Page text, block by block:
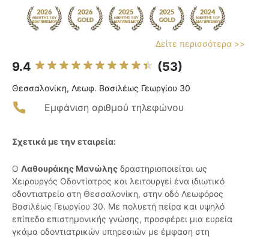
Δείτε περισσότερα >>
9.4 (53)
Θεσσαλονίκη, Λεωφ. Βασιλέως Γεωργίου 30
Εμφάνιση αριθμού τηλεφώνου
Σχετικά με την εταιρεία:
Ο Λαθουράκης Μανώλης δραστηριοποιείται ως
Χειρουργός Οδοντίατρος και λειτουργεί ένα ιδιωτικό
οδοντιατρείο στη Θεσσαλονίκη, στην οδό Λεωφόρος
Βασιλέως Γεωργίου 30. Με πολυετή πείρα και υψηλό
επίπεδο επιστημονικής γνώσης, προσφέρει μια ευρεία
γκάμα οδοντιατρικών υπηρεσιών με έμφαση στη